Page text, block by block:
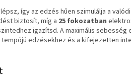
így az edzés hűen szimulálja a valódi
biztosít, míg a 25 fokozatban
igazítsd. A maximális sebesség
edzésekhez és a kifejezetten